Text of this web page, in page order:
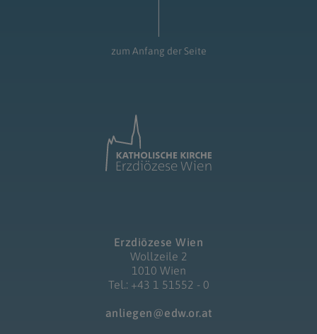
zum Anfang der Seite
Erzdiözese Wien
Wollzeile 2
1010 Wien
Tel.: +43 1 51552 - 0
anliegen@edw.or.at